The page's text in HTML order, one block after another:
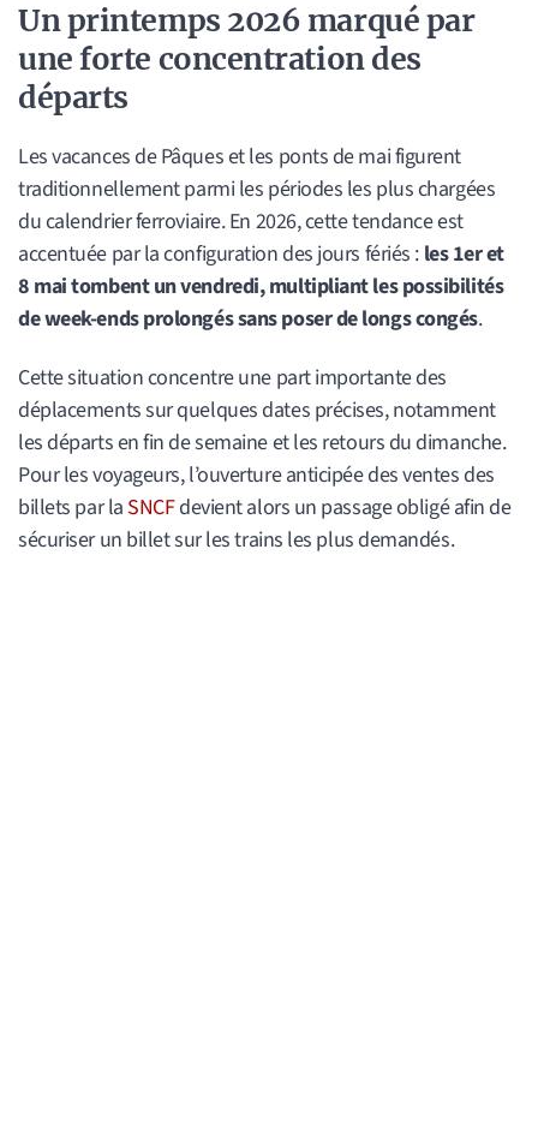
Un printemps 2026 marqué par
une forte concentration des
départs
Les vacances de Pâques et les ponts de mai figurent
traditionnellement parmi les périodes les plus chargées
du calendrier ferroviaire. En 2026, cette tendance est
accentuée par la configuration des jours fériés : les 1er et
8 mai tombent un vendredi, multipliant les possibilités
de week-ends prolongés sans poser de longs congés.
Cette situation concentre une part importante des
déplacements sur quelques dates précises, notamment
les départs en fin de semaine et les retours du dimanche.
Pour les voyageurs, l’ouverture anticipée des ventes des
billets par la SNCFdevient alors un passage obligé afin de
sécuriser un billet sur les trains les plus demandés.